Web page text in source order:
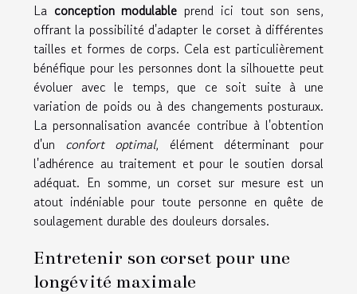
La conception modulable prend ici tout son sens,
offrant la possibilité d'adapter le corset à différentes
tailles et formes de corps. Cela est particulièrement
bénéfique pour les personnes dont la silhouette peut
évoluer avec le temps, que ce soit suite à une
variation de poids ou à des changements posturaux.
La personnalisation avancée contribue à l'obtention
d'un confort optimal, élément déterminant pour
l'adhérence au traitement et pour le soutien dorsal
adéquat. En somme, un corset sur mesure est un
atout indéniable pour toute personne en quête de
soulagement durable des douleurs dorsales.
Entretenir son corset pour une
longévité maximale